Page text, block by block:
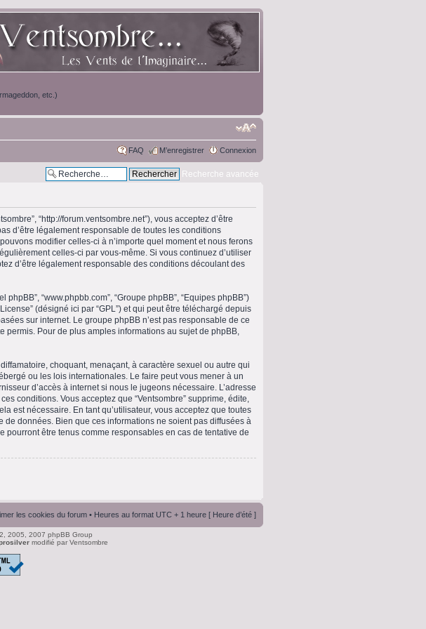
etc.)
FAQ M’enregistrer Connexion
Recherche avancée
“http://forum.ventsombre.net”), vous acceptez d’être
d’être légalement responsable de toutes les conditions
modifier celles-ci à n’importe quel moment et nous ferons
celles-ci par vous-même. Si vous continuez d’utiliser
d’être légalement responsable des conditions découlant des
phpBB”, “www.phpbb.com”, “Groupe phpBB”, “Equipes phpBB”)
” (désigné ici par “GPL”) et qui peut être téléchargé depuis
sur internet. Le groupe phpBB n’est pas responsable de ce
permis. Pour de plus amples informations au sujet de phpBB,
choquant, menaçant, à caractère sexuel ou autre qui
ou les lois internationales. Le faire peut vous mener à un
d’accès à internet si nous le jugeons nécessaire. L’adresse
conditions. Vous acceptez que “Ventsombre” supprime, édite,
est nécessaire. En tant qu’utilisateur, vous acceptez que toutes
données. Bien que ces informations ne soient pas diffusées à
pourront être tenus comme responsables en cas de tentative de
les cookies du forum • Heures au format UTC + 1 heure [ Heure d’été ]
2005, 2007 phpBB Group
modifié par Ventsombre